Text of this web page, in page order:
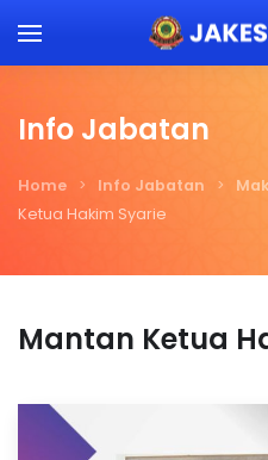
Skip to main content
Info Jabatan
Home Info Jabatan
Ketua Hakim Syarie
Mantan Ketua